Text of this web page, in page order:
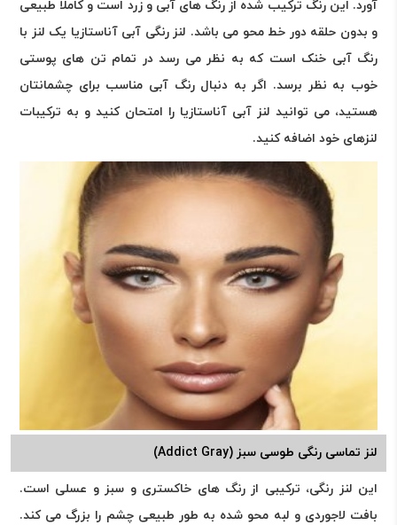
آورد. این رنگ ترکیب شده از رنگ های آبی و زرد است و کاملا طبیعی
و بدون حلقه دور خط محو می باشد. لنز رنگی آبی آناستازیا یک لنز با
رنگ آبی خنک است که به نظر می رسد در تمام تن های پوستی
خوب به نظر برسد. اگر به دنبال رنگ آبی مناسب برای چشمانتان
هستید، می توانید لنز آبی آناستازیا را امتحان کنید و به ترکیبات
لنزهای خود اضافه کنید.
لنز تماسی رنگی طوسی سبز (Addict Gray)
این لنز رنگی، ترکیبی از رنگ های خاکستری و سبز و عسلی است.
بافت لاجوردی و لبه محو شده به طور طبیعی چشم را بزرگ می کند.